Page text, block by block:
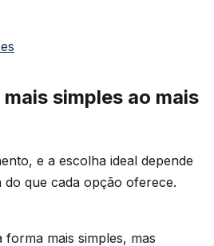
simples ao mais
e a escolha ideal depende
que cada opção oferece.
mais simples, mas